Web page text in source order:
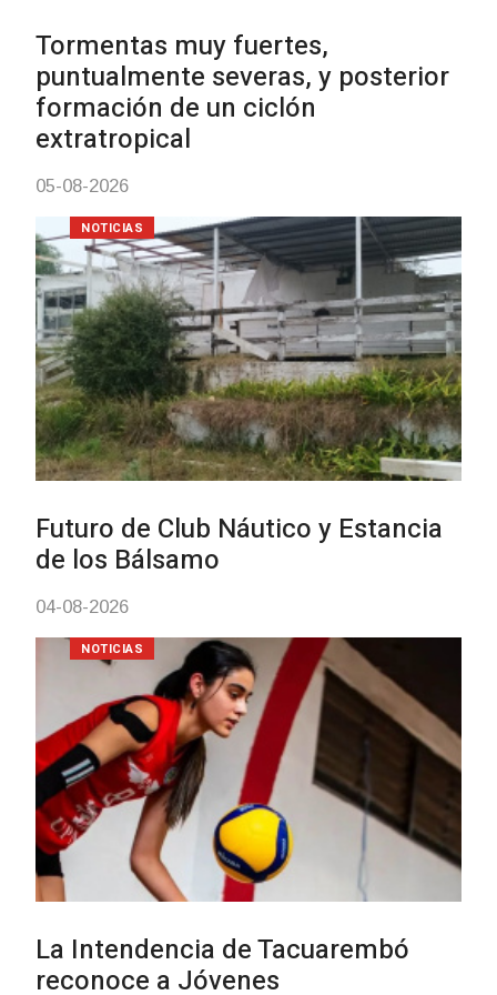
Clases de Muai Thai en Complejo
Charrúa
03-08-2026
Turismo accesible para personas
mayores
03-08-2026
vacunación contra el
meningococo